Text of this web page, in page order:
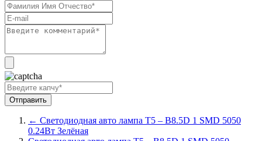
← Светодиодная авто лампа T5 – B8.5D 1 SMD 5050
0.24Вт Зелёная